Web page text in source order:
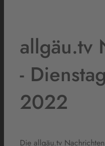
allgäu.tv
-
2022
Die allgäu.tv